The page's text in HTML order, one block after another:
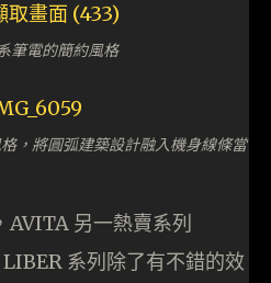
筆電的簡約風格
，將圓弧建築設計融入機身線條當
另一熱賣系列
系列除了有不錯的效